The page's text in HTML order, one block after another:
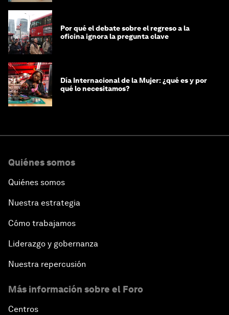
Por qué el debate sobre el regreso a la
oficina ignora la pregunta clave
Día Internacional de la Mujer: ¿qué es y por
qué lo necesitamos?
Quiénes somos
Quiénes somos
Nuestra estrategia
Cómo trabajamos
Liderazgo y gobernanza
Nuestra repercusión
Más información sobre el Foro
Centros